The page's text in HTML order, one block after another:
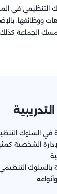
التنظيمي في
ووظائفها،
الجماعة
في السلوك
الشخصية
بالسلوك